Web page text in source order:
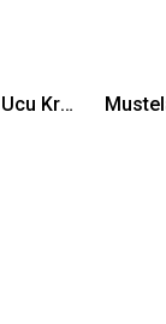
Lansinoh HPA® Lanolin Göğüs Ucu Kremi (40 ml)